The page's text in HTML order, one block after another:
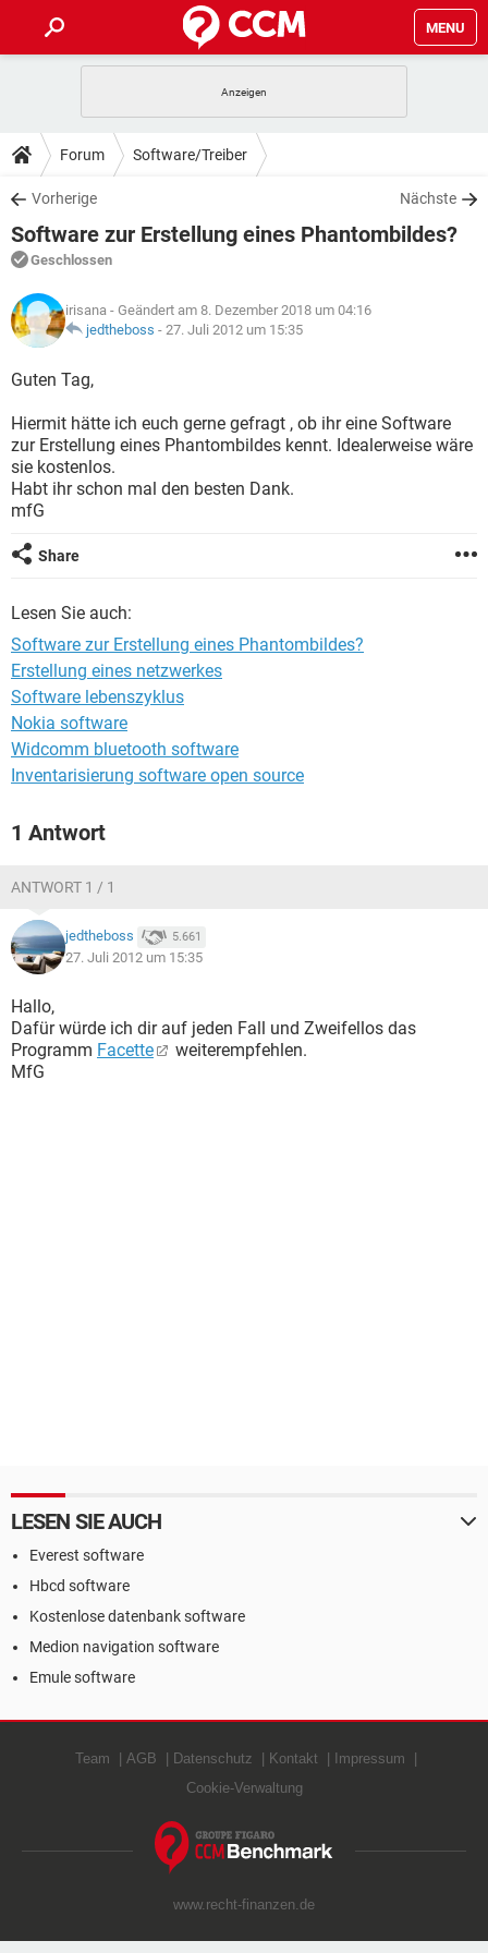
MENU
ANDROID IOS
WINDOWS 10
WHATSAPP TIKTOK
FACEBOOK
TIPPS & TRICKS
SPIELE
WINDOWS 10
WHATSAPP
FACEBOOK HARDWARE
DOWNLOADS
SPIELE STREAMING
ANDROID
WINDOWS 10 INSTAGRAM
WHATSAPP
FACEBOOK
FORUM
SPIELE
ANDROID IOS
FACEBOOK HARDWARE
LEXIKON
SPIELE
ANDROID
WINDOWS 10 INSTAGRAM
WHATSAPP
FACEBOOK HARDWARE
Forum Software/Treiber
Vorherige Nächste
Software zur Erstellung eines Phantombildes?
Geschlossen
irisana - Geändert am 8. Dezember 2018 um 04:16
jedtheboss - 27. Juli 2012 um 15:35
Guten Tag,
Hiermit hätte ich euch gerne gefragt , ob ihr eine Software
zur Erstellung eines Phantombildes kennt. Idealerweise wäre
sie kostenlos.
Habt ihr schon mal den besten Dank.
mfG
Share
Lesen Sie auch:
Software zur Erstellung eines Phantombildes?
Erstellung eines netzwerkes
Software lebenszyklus
Nokia software
Widcomm bluetooth software
Inventarisierung software open source
1 Antwort
ANTWORT 1 / 1
jedtheboss 5.661
27. Juli 2012 um 15:35
Hallo,
Dafür würde ich dir auf jeden Fall und Zweifellos das
Programm Facette
weiterempfehlen.
MfG
LESEN SIE AUCH
Everest software
Hbcd software
Kostenlose datenbank software
Medion navigation software
Emule software
Team AGB Datenschutz Kontakt
Impressum
Cookie-Verwaltung
www.recht-finanzen.de